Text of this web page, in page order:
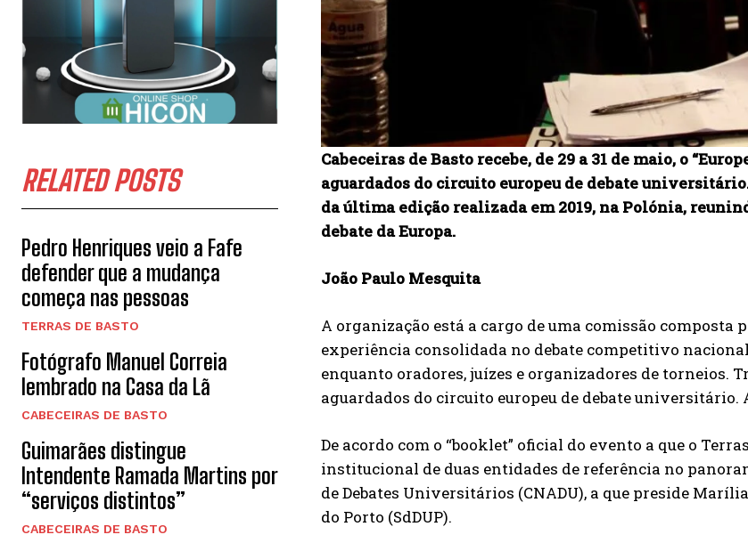
RELATED POSTS
Pedro Henriques veio a Fafe
defender que a mudança
começa nas pessoas
TERRAS DE BASTO
Fotógrafo Manuel Correia
lembrado na Casa da Lã
CABECEIRAS DE BASTO
Guimarães distingue
Intendente Ramada Martins por
“serviços distintos”
CABECEIRAS DE BASTO
Cabeceiras de Basto recebe, de 29 a 31 de maio, o
aguardados do circuito europeu de debate
da última edição realizada em 2019, na Polónia,
debate da Europa.
João Paulo Mesquita
A organização está a cargo de uma comissão
experiência consolidada no debate competitivo
enquanto oradores, juízes e organizadores de torneios.
aguardados do circuito europeu de debate universitário.
De acordo com o “booklet” oficial do evento a que o
institucional de duas entidades de referência no
de Debates Universitários (CNADU), a que preside
do Porto (SdDUP).